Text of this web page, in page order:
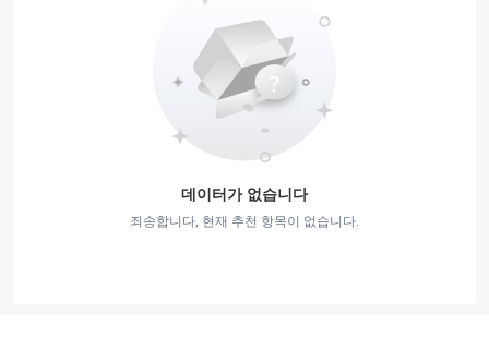
데이터가 없습니다
죄송합니다, 현재 추천 항목이 없습니다.